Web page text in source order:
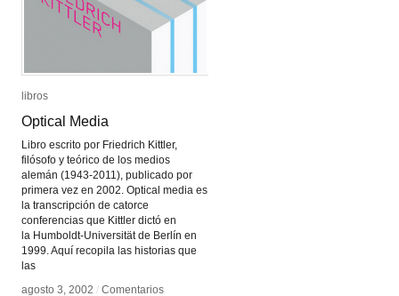
libros
Optical Media
Libro escrito por Friedrich Kittler,
filósofo y teórico de los medios
alemán (1943-2011), publicado por
primera vez en 2002. Optical media es
la transcripción de catorce
conferencias que Kittler dictó en
la Humboldt-Universität de Berlín en
1999. Aquí recopila las historias que
las
agosto 3, 2002 / Comentarios
libros
Optical Media
agosto 3, 2002 / Comentarios